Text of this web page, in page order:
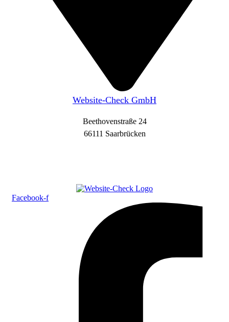
Website-Check GmbH
Beethovenstraße 24
66111 Saarbrücken
Facebook-f